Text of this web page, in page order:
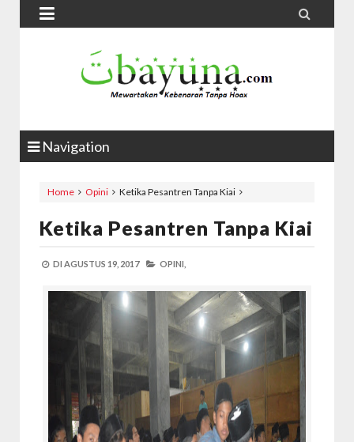
 
Navigation
Home Opini Ketika Pesantren Tanpa Kiai
Ketika Pesantren Tanpa Kiai
DI AGUSTUS 19, 2017 OPINI,